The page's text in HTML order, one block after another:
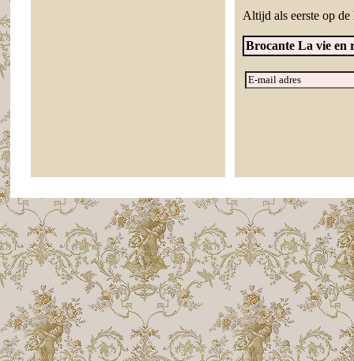
Altijd als eerste op de
Brocante La vie en